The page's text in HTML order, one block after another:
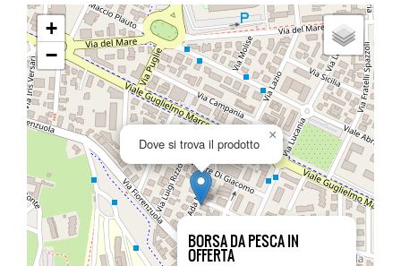
BORSA DA PESCA IN
OFFERTA
Dove si trova il prodotto
×
+
−